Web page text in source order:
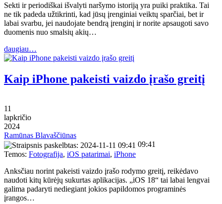
Sekti ir periodiškai išvalyti naršymo istoriją yra puiki praktika. Tai
ne tik padeda užtikrinti, kad jūsų įrenginiai veiktų sparčiai, bet ir
labai svarbu, jei naudojate bendrą įrenginį ir norite apsaugoti savo
duomenis nuo smalsių akių…
daugiau…
Kaip iPhone pakeisti vaizdo įrašo greitį
11
lapkričio
2024
Ramūnas Blavaščiūnas
09:41
Temos: Fotografija, iOS patarimai, iPhone
Anksčiau norint pakeisti vaizdo įrašo rodymo greitį, reikėdavo
naudoti kitų kūrėjų sukurtas aplikacijas. „iOS 18“ tai labai lengvai
galima padaryti nediegiant jokios papildomos programinės
įrangos…